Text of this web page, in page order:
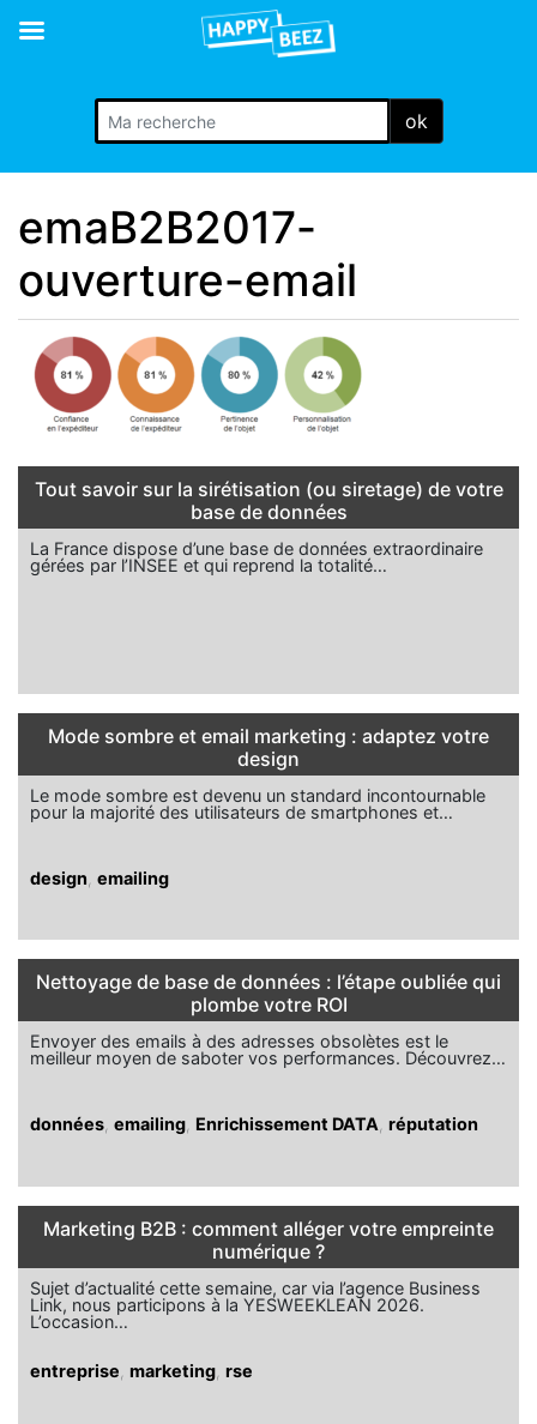
ok
emaB2B2017-
ouverture-email
Tout savoir sur la sirétisation (ou siretage) de votre
base de données
La France dispose d’une base de données extraordinaire
gérées par l’INSEE et qui reprend la totalité…
Mode sombre et email marketing : adaptez votre
design
Le mode sombre est devenu un standard incontournable
pour la majorité des utilisateurs de smartphones et…
design emailing
Nettoyage de base de données : l’étape oubliée qui
plombe votre ROI
Envoyer des emails à des adresses obsolètes est le
meilleur moyen de saboter vos performances. Découvrez…
données emailing Enrichissement DATA réputation
Marketing B2B : comment alléger votre empreinte
numérique ?
Sujet d’actualité cette semaine, car via l’agence Business
Link, nous participons à la YESWEEKLEAN 2026.
L’occasion…
entreprise marketing rse